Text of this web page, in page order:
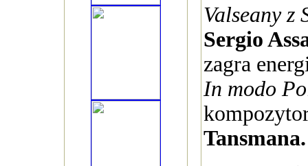
Valseany z
Sergio
zagra
In modo
Tansmana.